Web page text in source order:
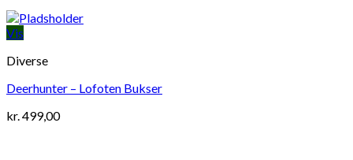
Vis
Diverse
Deerhunter – Lofoten Bukser
kr.499,00